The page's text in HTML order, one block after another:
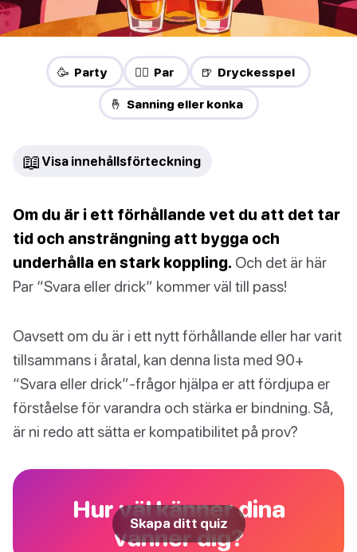
🥳 Party ❤️‍🔥 Par 🍺 Dryckesspel
🤞 Sanning eller konka
📖 Visa innehållsförteckning
Om du är i ett förhållande vet du att det tar
tid och ansträngning att bygga och
underhålla en stark koppling. Och det är här
Par “Svara eller drick” kommer väl till pass!
Oavsett om du är i ett nytt förhållande eller har varit
tillsammans i åratal, kan denna lista med 90+
“Svara eller drick”-frågor hjälpa er att fördjupa er
förståelse för varandra och stärka er bindning. Så,
är ni redo att sätta er kompatibilitet på prov?
Hur väl känner dina
vänner dig?
Skapa ditt quiz